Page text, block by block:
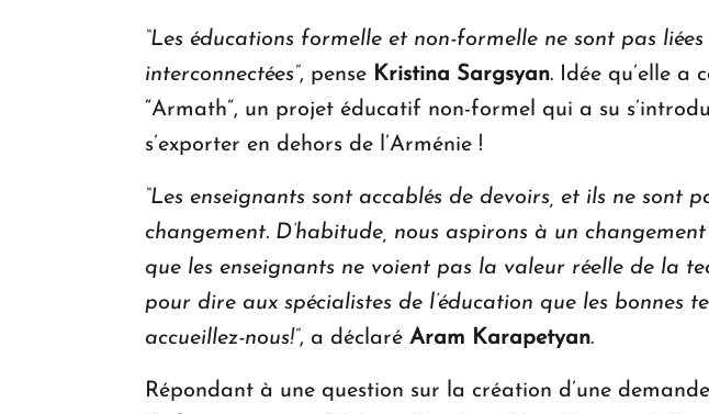
“Les éducations formelle et non-formelle ne sont pas
interconnectées”, pense Kristina Sargsyan. Idée qu’elle a
“Armath”, un projet éducatif non-formel qui a su
s’exporter en dehors de l’Arménie !
“Les enseignants sont accablés de devoirs, et ils ne
changement. D’habitude, nous aspirons à un
que les enseignants ne voient pas la valeur réelle de la
pour dire aux spécialistes de l’éducation que les bonnes
accueillez-nous!”, a déclaré Aram Karapetyan.
Répondant à une question sur la création d’une